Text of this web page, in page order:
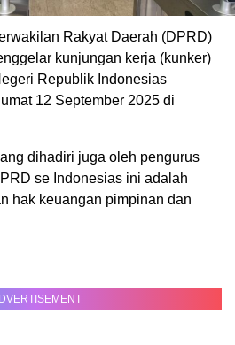
Rakyat Daerah (DPRD)
kunjungan kerja (kunker)
Republik Indonesias
12 September 2025 di
dihadiri juga oleh pengurus
se Indonesias ini adalah
hak keuangan pimpinan dan